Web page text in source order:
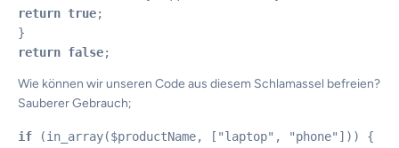
return true;
return false
Wie können wir unseren Code aus diesem Schlamassel befreien?
Sauberer Gebrauch;
if